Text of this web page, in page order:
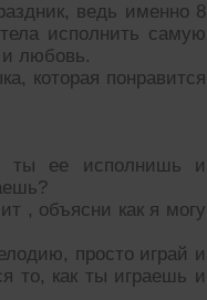
ведь именно 8
исполнить самую
любовь.
которая понравится
ты ее исполнишь и
, объясни как я могу
просто играй и
то, как ты играешь и